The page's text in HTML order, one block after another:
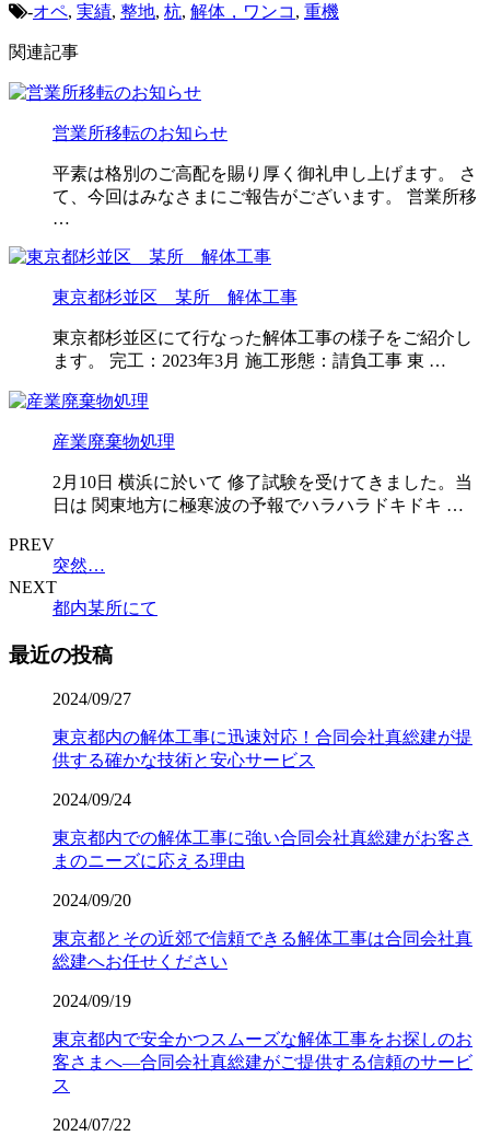
-オペ, 実績, 整地, 杭, 解体，ワンコ , 重機
関連記事
営業所移転のお知らせ
平素は格別のご高配を賜り厚く御礼申し上げます。 さ
て、今回はみなさまにご報告がございます。 営業所移
…
東京都杉並区 某所 解体工事
東京都杉並区にて行なった解体工事の様子をご紹介し
ます。 完工：2023年3月 施工形態：請負工事 東 …
産業廃棄物処理
2月10日 横浜に於いて 修了試験を受けてきました。当
日は 関東地方に極寒波の予報でハラハラドキドキ …
PREV
突然…
NEXT
都内某所にて
最近の投稿
2024/09/27
東京都内の解体工事に迅速対応！合同会社真総建が提
供する確かな技術と安心サービス
2024/09/24
東京都内での解体工事に強い合同会社真総建がお客さ
まのニーズに応える理由
2024/09/20
東京都とその近郊で信頼できる解体工事は合同会社真
総建へお任せください
2024/09/19
東京都内で安全かつスムーズな解体工事をお探しのお
客さまへ―合同会社真総建がご提供する信頼のサービ
ス
2024/07/22